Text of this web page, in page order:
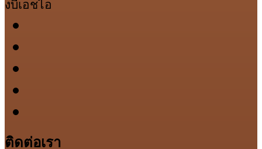
งบีเอชไอ
ติดต่อเรา